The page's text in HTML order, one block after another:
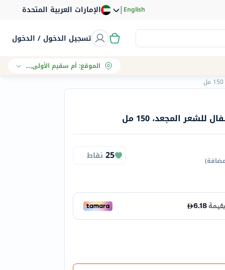
الإمارات العربية المتحدة |English
تسجيل الدخول / الدخول
الموقع:أم سقيم الأولى, دبي
المجعد، 150 مل
)
25 نقاط